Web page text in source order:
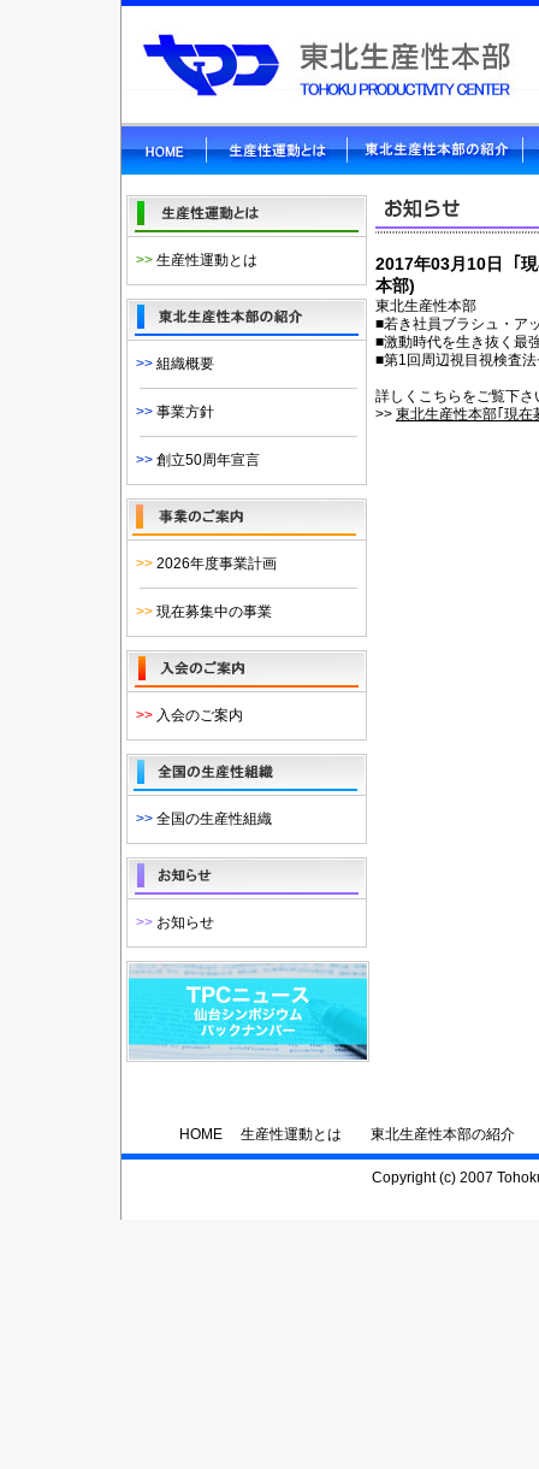
>> 生産性運動とは
>> 組織概要
>> 事業方針
>> 創立50周年宣言
>> 2026年度事業計画
>> 現在募集中の事業
>> 入会のご案内
>> 全国の生産性組織
>> お知らせ
2017年03月10日 ｢
本部)
東北生産性本部
■若き社員ブラシュ・ア
■激動時代を生き抜く最
■第1回周辺視目視検査
詳しくこちらをご覧下さ
>> 東北生産性本部｢現在
HOME 生産性運動とは 東北生産性本部の紹介
Copyright (c) 2007